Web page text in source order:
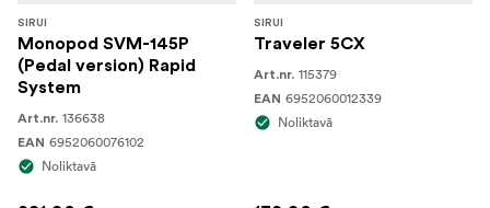
SIRUI
Monopod SVM-145P
(Pedal version) Rapid
System
Art.nr. 136638
EAN 6952060076102
Noliktavā
SIRUI
Traveler 5CX
Art.nr. 115379
EAN 6952060012339
Noliktavā